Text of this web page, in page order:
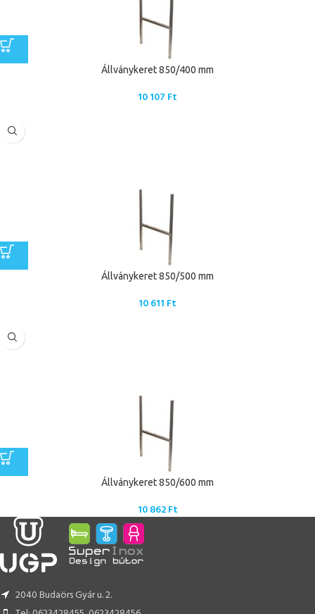
Állványkeret 850/400 mm
10 107 Ft
Állványkeret 850/500 mm
10 611 Ft
Állványkeret 850/600 mm
10 862Ft
2040 Budaörs Gyár u. 2.